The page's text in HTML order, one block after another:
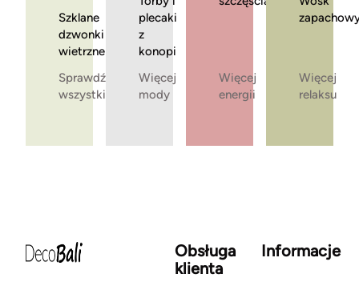
Szklane
dzwonki
wietrzne
Sprawdź
wszystkie
plecaki
z
konopi
Więcej
mody
Więcej
energii
Więcej
relaksu
Obsługa
klienta
Informacje